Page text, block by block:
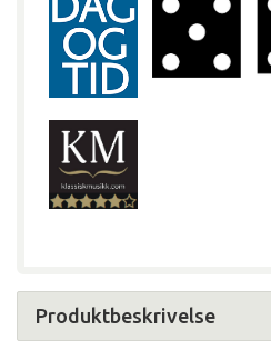
Produktbeskrivelse